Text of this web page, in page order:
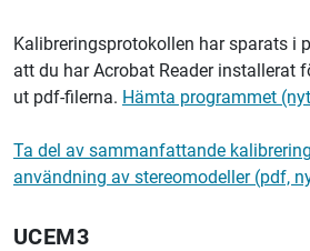
Kalibreringsprotokollen har sparats i
att du har Acrobat Reader installerat
ut pdf-filerna. Hämta programmet
Ta del av sammanfattande
användning av stereomodeller (pdf,
UCEM3